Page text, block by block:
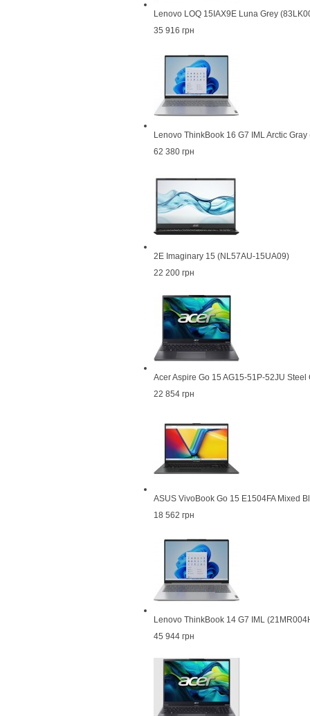
Lenovo LOQ 15IAX9E Luna Grey
35 916 грн
Lenovo ThinkBook 16 G7 IML Arctic
62 380 грн
2E Imaginary 15 (NL57AU-15UA09)
22 200 грн
Acer Aspire Go 15 AG15-51P-52JU
22 854 грн
ASUS VivoBook Go 15 E1504FA Mixed
18 562 грн
Lenovo ThinkBook 14 G7 IML
45 944 грн